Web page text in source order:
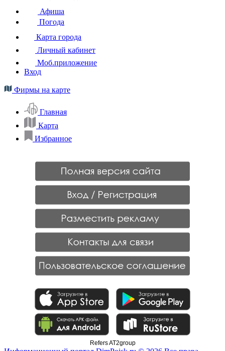
Афиша
Погода
Карта города
Личный кабинет
Моб.приложение
Вход
Фирмы на карте
Главная
Карта
Избранное
Refers AT2group